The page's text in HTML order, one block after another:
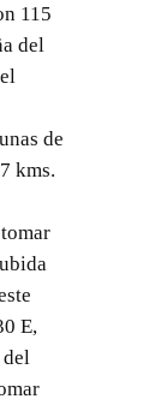
115
del
de
kms.
E,